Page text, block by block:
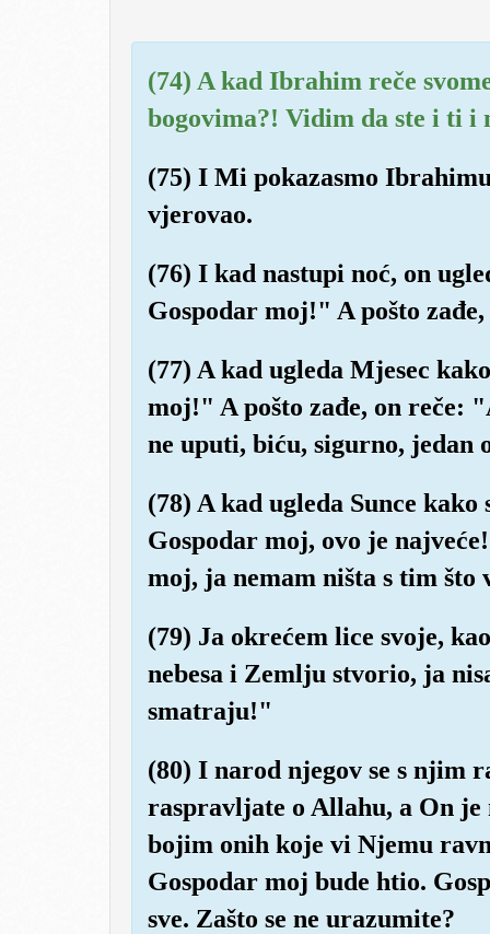
(74) A kad Ibrahim reče
bogovima?! Vidim da ste i ti
(75) I Mi pokazasmo
vjerovao.
(76) I kad nastupi noć, on
Gospodar moj!" A pošto
(77) A kad ugleda Mjesec
moj!" A pošto zađe, on reče:
ne uputi, biću, sigurno,
(78) A kad ugleda Sunce
Gospodar moj, ovo je
moj, ja nemam ništa s tim
(79) Ja okrećem lice svoje,
nebesa i Zemlju stvorio, ja
smatraju!"
(80) I narod njegov se s njim
raspravljate o Allahu, a On je
bojim onih koje vi Njemu
Gospodar moj bude htio.
sve. Zašto se ne urazumite?